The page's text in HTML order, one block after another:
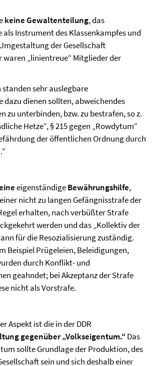
keine Gewaltenteilung, das
Instrument des Klassenkampfes und
der Gesellschaft
„linientreue“ Mitglieder der
sehr auslegbare
dazu dienen sollten, abweichendes
zu unterbinden, bzw. zu bestrafen, so z.
Hetze“, § 215 gegen „Rowdytum“
der öffentlichen Ordnung durch
eigenständigeBewährungshilfe,
nicht zu langen Gefängnisstrafe der
erhalten, nach verbüßter Strafe
werden und das „Kollektiv der
für die Resozialisierung zuständig.
Beispiel Prügeleien, Beleidigungen,
durch Konflikt- und
geahndet; bei Akzeptanz der Strafe
nicht als Vorstrafe.
Aspekt ist die in der DDR
gegenüber „Volkseigentum.“ Das
sollte Grundlage der Produktion, des
sein und sich deshalb einer